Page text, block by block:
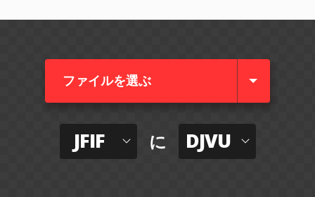
ファイルを選ぶ
JFIF に DJVU